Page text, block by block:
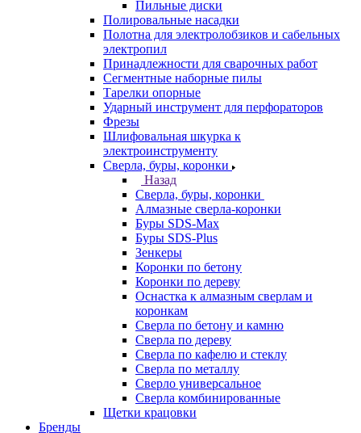
Пильные диски
Полировальные насадки
Полотна для электролобзиков и сабельных
электропил
Принадлежности для сварочных работ
Сегментные наборные пилы
Тарелки опорные
Ударный инструмент для перфораторов
Фрезы
Шлифовальная шкурка к
электроинструменту
Сверла, буры, коронки
Назад
Сверла, буры, коронки
Алмазные сверла-коронки
Буры SDS-Max
Буры SDS-Plus
Зенкеры
Коронки по бетону
Коронки по дереву
Оснастка к алмазным сверлам и
коронкам
Сверла по бетону и камню
Сверла по дереву
Сверла по кафелю и стеклу
Сверла по металлу
Сверло универсальное
Сверла комбинированные
Щетки крацовки
Бренды